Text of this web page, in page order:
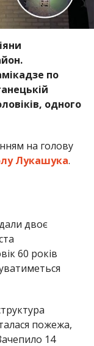
по
одного
на голову
Лукашука.
двоє
60 років
пожежа,
14